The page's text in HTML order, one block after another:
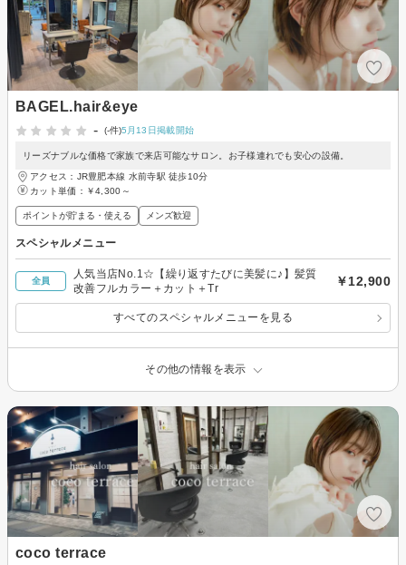
BAGEL.hair&eye
-
(-件)5月13日掲載開始
リーズナブルな価格で家族で来店可能なサロン。お子様連れでも安心の設備。
アクセス：JR豊肥本線 水前寺駅 徒歩10分
カット単価： ￥4,300～
ポイントが貯まる・使える メンズ歓迎
スペシャルメニュー
全員
人気当店No.1☆【繰り返すたびに美髪に♪】髪質
改善フルカラー＋カット＋Tr
￥12,900
すべてのスペシャルメニューを見る
その他の情報を表示
coco terrace